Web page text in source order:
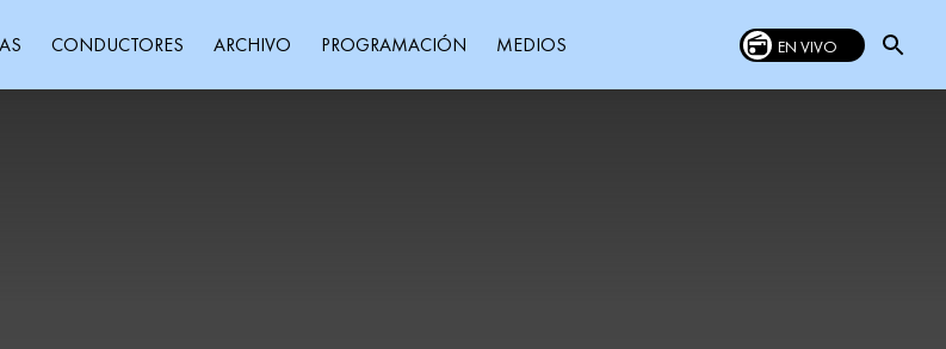
CONDUCTORES ARCHIVO PROGRAMACIÓN MEDIOS EN VIVO